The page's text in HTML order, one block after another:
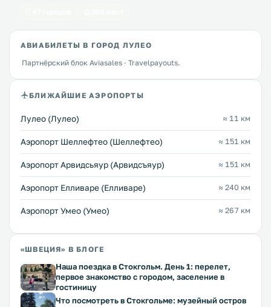
АВИАБИЛЕТЫ В ГОРОД ЛУЛЕО
Партнёрский блок Aviasales · Travelpayouts.
БЛИЖАЙШИЕ АЭРОПОРТЫ
Лулео (Лулео) ≈ 11 км
Аэропорт Шеллефтео (Шеллефтео) ≈ 151 км
Аэропорт Арвидсьяур (Арвидсъяур) ≈ 151 км
Аэропорт Елливаре (Елливаре) ≈ 240 км
Аэропорт Умео (Умео) ≈ 267 км
«ШВЕЦИЯ» В БЛОГЕ
Наша поездка в Стокгольм. День 1: перелет,
первое знакомство с городом, заселение в
гостиницу
Что посмотреть в Стокгольме: музейный остров